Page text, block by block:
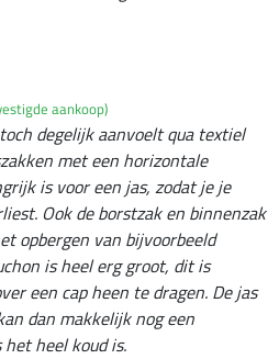
aankoop)
degelijk aanvoelt qua textiel
met een horizontale
is voor een jas, zodat je je
Ook de borstzak en binnenzak
opbergen van bijvoorbeeld
is heel erg groot, dit is
een cap heen te dragen. De jas
dan makkelijk nog een
heel koud is.